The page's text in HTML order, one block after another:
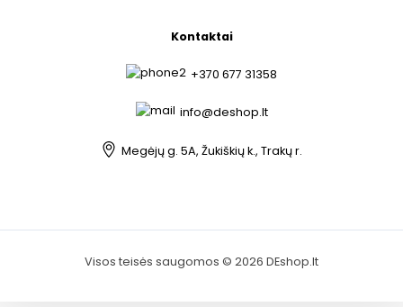
Kontaktai
+370 677 31358
info@deshop.lt
Megėjų g. 5A, Žukiškių k., Trakų r.
Visos teisės saugomos © 2026 DEshop.lt